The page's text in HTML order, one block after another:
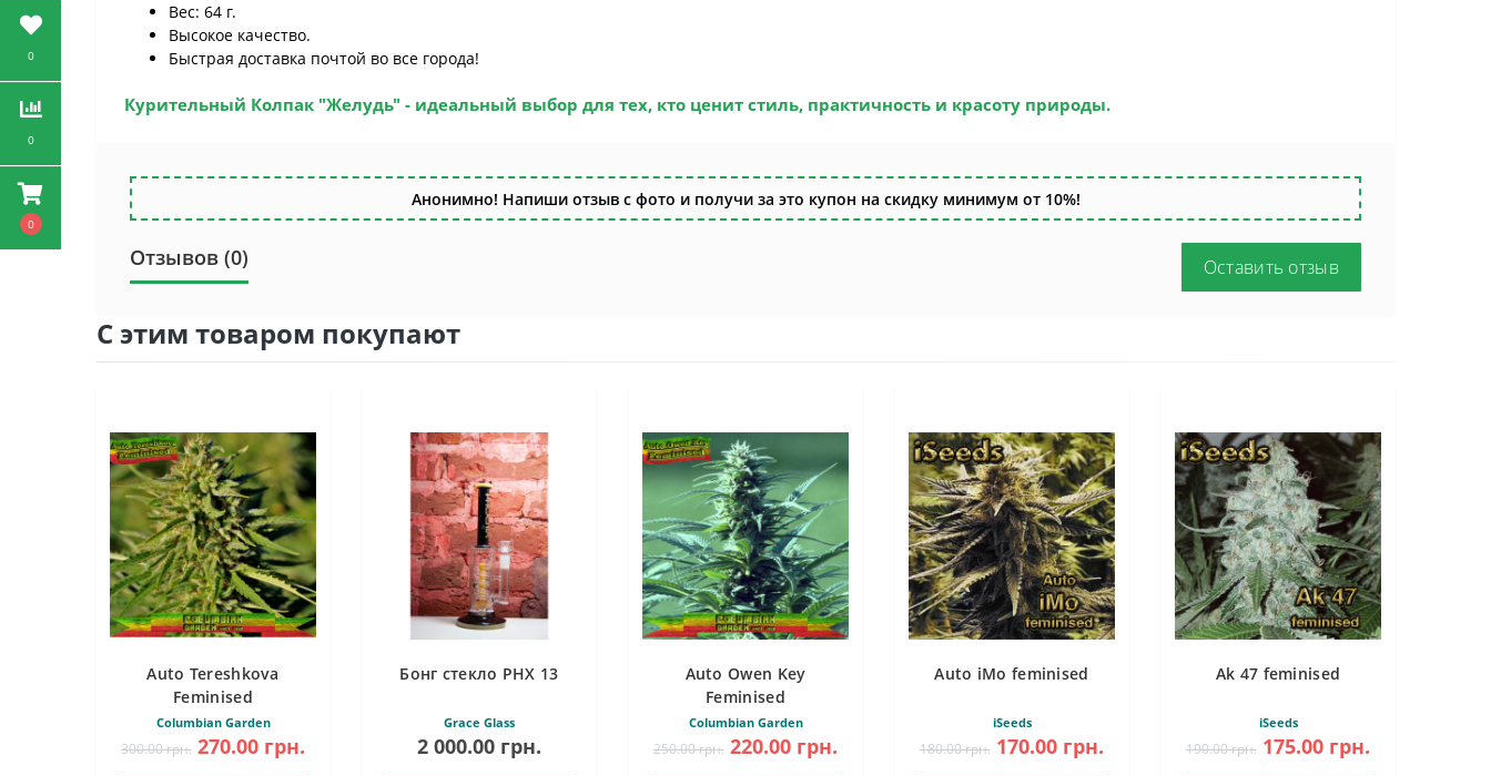
0
0
0
Вес: 64 г.
Высокое качество.
Быстрая доставка почтой во все города!
Курительный Колпак "Желудь" - идеальный выбор для тех, кто ценит стиль, практичность и красоту природы.
Анонимно! Напиши отзыв с фото и получи за это купон на скидку минимум от 10%!
Отзывов (0) Оставить отзыв
С этим товаром покупают
Auto Tereshkova
Feminised
Columbian Garden
300.00 грн. 270.00 грн.
Бонг стекло PHX 13
Grace Glass
2 000.00 грн.
Auto Owen Key
Feminised
Columbian Garden
250.00 грн. 220.00 грн.
Auto iMo feminised
iSeeds
180.00 грн. 170.00 грн.
Ak 47 feminised
iSeeds
190.00 грн. 175.00 грн.